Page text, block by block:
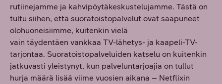
rutiinejamme ja kahvipöytäkeskustelujamme. Tästä on
tultu siihen, että suoratoistopalvelut ovat saapuneet
olohuoneisiimme, kuitenkin vielä
vain täydentäen vankkaa TV-lähetys- ja kaapeli-TV-
tarjontaa. Suoratoistopalveluiden katselu on kuitenkin
jatkuvasti yleistynyt, kun palveluntarjoajia on tullut
hurja määrä lisää viime vuosien aikana – Netflixin